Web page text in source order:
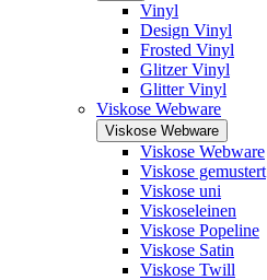
Vinyl
Design Vinyl
Frosted Vinyl
Glitzer Vinyl
Glitter Vinyl
Viskose Webware
Viskose Webware
Viskose Webware
Viskose gemustert
Viskose uni
Viskoseleinen
Viskose Popeline
Viskose Satin
Viskose Twill